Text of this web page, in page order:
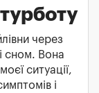
через
сном. Вона
ситуації,
і